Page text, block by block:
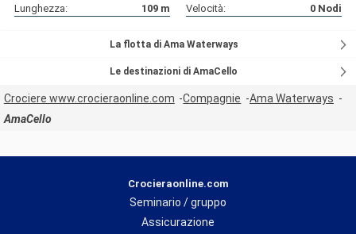
Lunghezza:
109 m Velocità: 0 Nodi
La flotta di Ama Waterways
Le destinazioni di AmaCello
Crociere www.crocieraonline.com Compagnie
Ama Waterways
AmaCello
Crocieraonline.com
Seminario / gruppo
Assicurazione